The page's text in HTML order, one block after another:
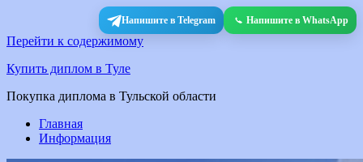
Напишите в Telegram Напишите в WhatsApp
Перейти к содержимому
Купить диплом в Туле
Покупка диплома в Тульской области
Главная
Информация